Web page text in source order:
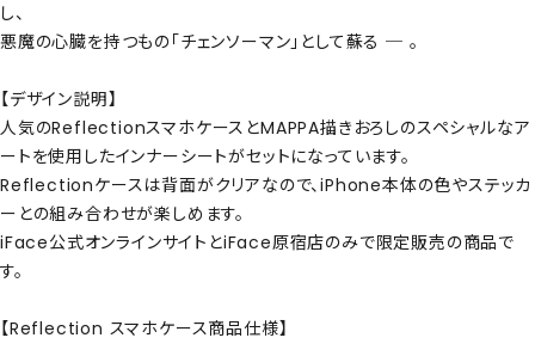
し、
悪魔の心臓を持つもの「チェンソーマン」として蘇る ─ 。
【デザイン説明】
人気のReflectionスマホケースとMAPPA描きおろしのスペシャルなア
ートを使用したインナーシートがセットになっています。
Reflectionケースは背面がクリアなので、iPhone本体の色やステッカ
ーとの組み合わせが楽しめます。
iFace公式オンラインサイトとiFace原宿店のみで限定販売の商品で
す。
【Reflection スマホケース商品仕様】